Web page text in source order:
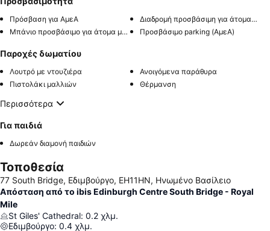
Πρόσβαση για ΑμεΑ
Διαδρομή προσβάσιμη για άτομα με αναπηρία
Μπάνιο προσβάσιμο για άτομα με αναπηρία
Προσβάσιμο parking (ΑμεΑ)
Παροχές δωματίου
Λουτρό με ντουζιέρα
Ανοιγόμενα παράθυρα
Πιστολάκι μαλλιών
Θέρμανση
Περισσότερα
Για παιδιά
Δωρεάν διαμονή παιδιών
Τοποθεσία
77 South Bridge, Εδιμβούργο, EH11HN, Ηνωμένο Βασίλειο
Απόσταση από το ibis Edinburgh Centre South Bridge - Royal
Mile
St Giles' Cathedral: 0.2 χλμ.
Εδιμβούργο: 0.4 χλμ.